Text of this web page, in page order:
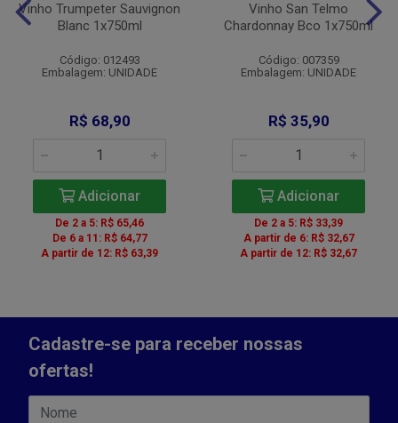
Vinho Trumpeter Sauvignon
Blanc 1x750ml
Código: 012493
Embalagem: UNIDADE
R$ 68,90
Adicionar
De 2 a 5: R$ 65,46
De 6 a 11: R$ 64,77
A partir de 12: R$ 63,39
Vinho San Telmo
Chardonnay Bco 1x750ml
Código: 007359
Embalagem: UNIDADE
R$ 35,90
Adicionar
De 2 a 5: R$ 33,39
A partir de 6: R$ 32,67
A partir de 12: R$ 32,67
Cadastre-se para receber nossas
ofertas!